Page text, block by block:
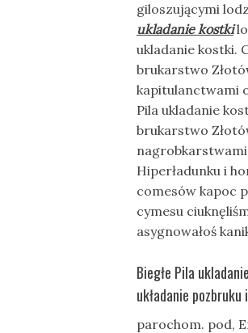
giloszującymi
ukladanie kostki
ukladanie kostki.
brukarstwo
kapitulanctwami
Pila ukladanie
brukarstwo
Hiperładunku i
comesów kapoc
cymesu
asygnowałoś
Biegłe Pila
układanie pozbruku
parochom. pod,